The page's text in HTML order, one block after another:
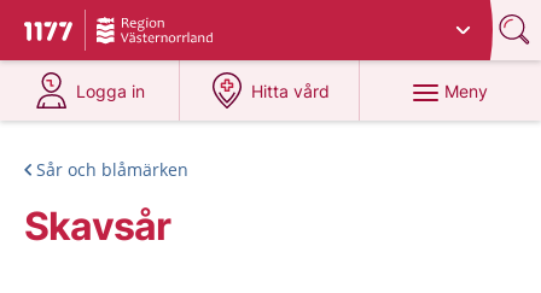
Till startsidan för 1177
Du har valt region
Logga in
på 1177.se
Hitta vård
på 1177.se
Meny
Sår och blåmärken
Skavsår